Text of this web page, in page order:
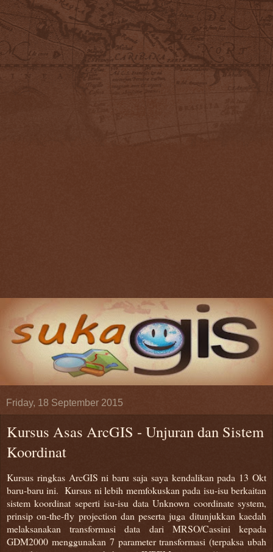
Friday, 18 September 2015
Kursus Asas ArcGIS - Unjuran dan Sistem
Koordinat
Kursus ringkas ArcGIS ni baru saja saya kendalikan pada 13 Okt
baru-baru ini. Kursus ni lebih memfokuskan pada isu-isu berkaitan
sistem koordinat seperti isu-isu data Unknown coordinate system,
prinsip on-the-fly projection dan peserta juga ditunjukkan kaedah
melaksanakan transformasi data dari MRSO/Cassini kepada
GDM2000 menggunakan 7 parameter transformasi (terpaksa ubah